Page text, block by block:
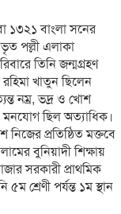
১৩২১ বাংলা সনের
পল্লী এলাকা
তিনি জন্মগ্রহণ
খাতুন ছিলেন
নম্র, ভদ্র ও খোশ
মনযোগ ছিল অত্যাধিক।
প্রতিষ্ঠিত মক্তবে
বুনিয়াদী শিক্ষায়
সরকারী প্রাথমিক
শ্রেণী পর্যন্ত ১ম স্থান